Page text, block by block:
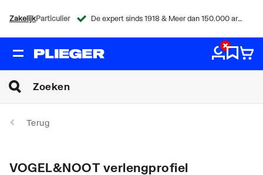
ZakelijkParticulier De expert sinds 1918 & Meer dan 150.000 artikelen
Terug
VOGEL&NOOT verlengprofiel